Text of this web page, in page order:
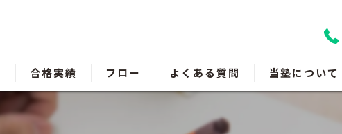
合格実績 フロー よくある質問 当塾について